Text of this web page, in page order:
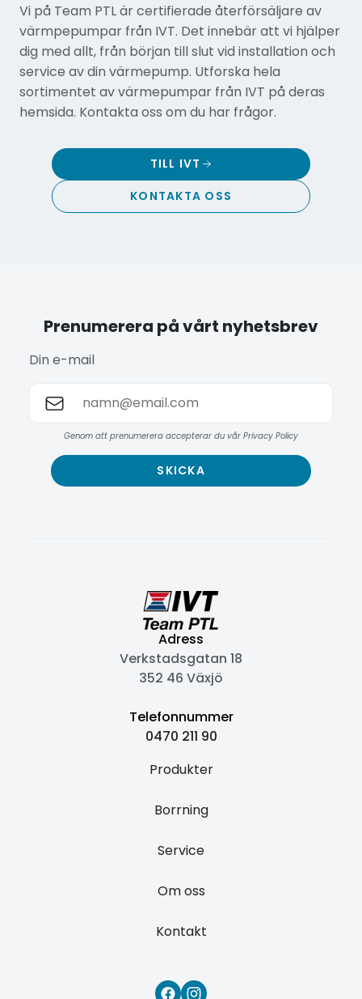
Vi på Team PTL är certifierade återförsäljare av
värmpepumpar från IVT. Det innebär att vi hjälper
dig med allt, från början till slut vid installation och
service av din värmepump. Utforska hela
sortimentet av värmepumpar från IVT på deras
hemsida. Kontakta oss om du har frågor.
TILL IVT
KONTAKTA OSS
Prenumerera på vårt nyhetsbrev
Din e-mail
Genom att prenumerera accepterar du vår Privacy Policy
SKICKA
Adress
Verkstadsgatan 18
352 46 Växjö
Telefonnummer
0470 211 90
Produkter
Borrning
Service
Om oss
Kontakt